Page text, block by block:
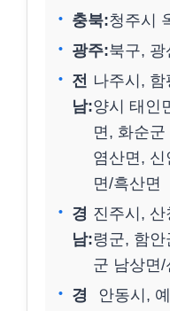
충북:청주시
광주:북구,
전
남:
나주시,
양시 태인
면, 화순
염산면,
면/흑산면
경
남:
진주시, 산
령군, 함
군 남상면/
경
안동시,